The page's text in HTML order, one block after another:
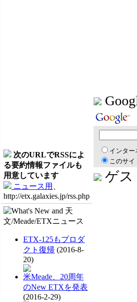
次のURLでRSSによ
る要約情報ファイルも
用意しています
ニュース用
http://etx.galaxies.jp/rss.php
ETX-125もプロダ
クト復帰 (2016-8-
20)
米Meade、20周年
のNew ETXを発表
(2016-2-29)
インター
このサイ
ゲス